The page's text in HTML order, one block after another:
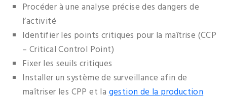
Procéder à une analyse précise des dangers de
l’activité
Identifier les points critiques pour la maîtrise (CCP
– Critical Control Point)
Fixer les seuils critiques
Installer un système de surveillance afin de
maîtriser les CPP et lagestion de la production